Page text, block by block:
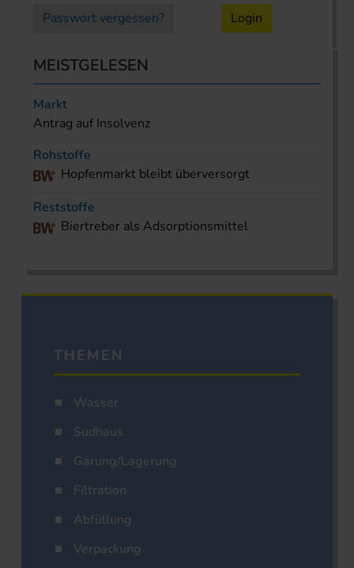
Passwort vergessen? Login
MEISTGELESEN
Markt
Antrag auf Insolvenz
Rohstoffe
Hopfenmarkt bleibt überversorgt
Reststoffe
Biertreber als Adsorptionsmittel
THEMEN
Wasser
Sudhaus
Gärung/Lagerung
Filtration
Abfüllung
Verpackung